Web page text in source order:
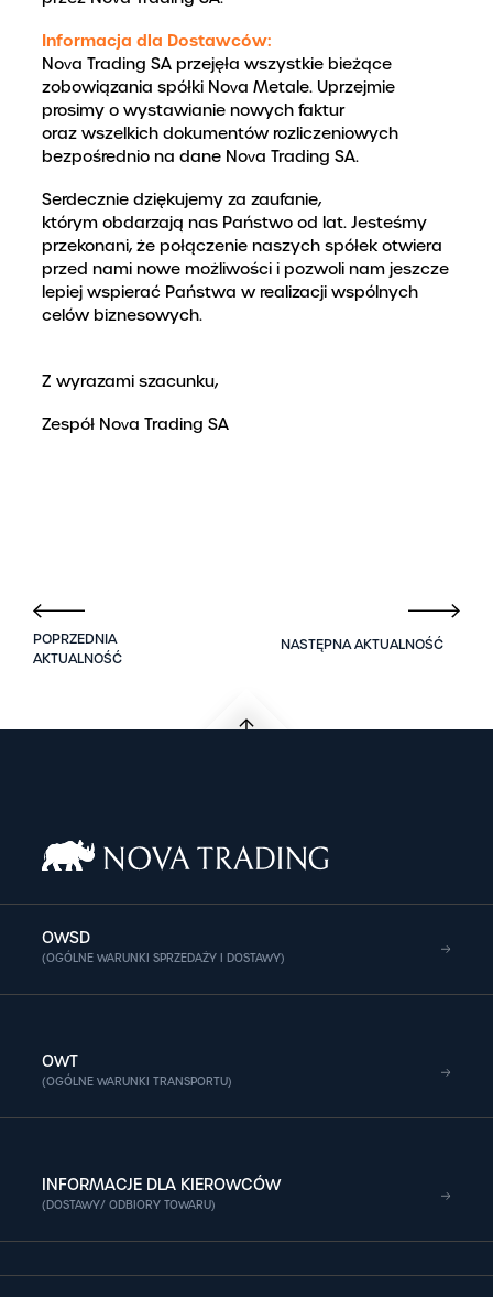
Informacja dla Dostawców:
Nova Trading SA przejęła wszystkie bieżące
zobowiązania spółki Nova Metale. Uprzejmie
prosimy o wystawianie nowych faktur
oraz wszelkich dokumentów rozliczeniowych
bezpośrednio na dane Nova Trading SA.
Serdecznie dziękujemy za zaufanie,
którym obdarzają nas Państwo od lat. Jesteśmy
przekonani, że połączenie naszych spółek otwiera
przed nami nowe możliwości i pozwoli nam jeszcze
lepiej wspierać Państwa w realizacji wspólnych
celów biznesowych.
Z wyrazami szacunku,
Zespół Nova Trading SA
OWSD
(OGÓLNE WARUNKI SPRZEDAŻY I DOSTAWY)
OWT
(OGÓLNE WARUNKI TRANSPORTU)
INFORMACJE DLA KIEROWCÓW
(DOSTAWY/ ODBIORY TOWARU)